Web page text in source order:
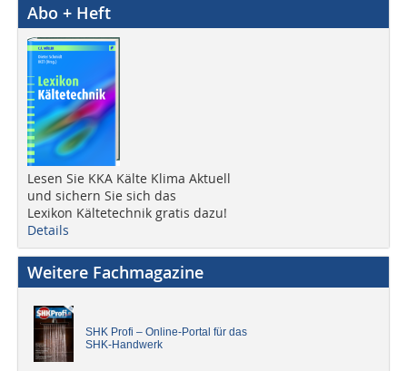
Abo + Heft
Lesen Sie KKA Kälte Klima Aktuell
und sichern Sie sich das
Lexikon Kältetechnik gratis dazu!
Details
Weitere Fachmagazine
SHK Profi – Online-Portal für das
SHK-Handwerk